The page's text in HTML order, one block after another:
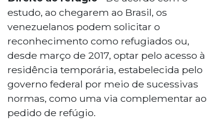
estudo, ao chegarem ao Brasil, os
venezuelanos podem solicitar o
reconhecimento como refugiados ou,
desde março de 2017, optar pelo acesso à
residência temporária, estabelecida pelo
governo federal por meio de sucessivas
normas, como uma via complementar ao
pedido de refúgio.